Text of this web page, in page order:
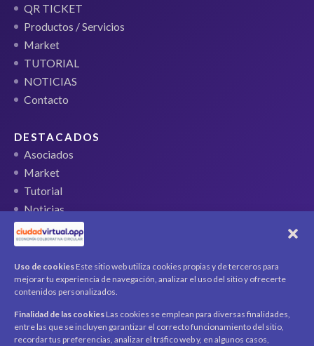
Uso de cookies Este sitio web utiliza cookies propias y de terceros para
mejorar tu experiencia de navegación, analizar el uso del sitio y ofrecerte
contenidos personalizados.
Finalidad de las cookies Las cookies se emplean para diversas finalidades,
entre las que se incluyen garantizar el correcto funcionamiento del sitio,
recordar tus preferencias, analizar el tráfico web y, en algunos casos,
QR TICKET
Productos / Servicios
Market
TUTORIAL
NOTICIAS
Contacto
DESTACADOS
Asociados
Market
Tutorial
Noticias
QR Ticket
CUENTA
Mi cuenta
Productos / Servicios
Asociados